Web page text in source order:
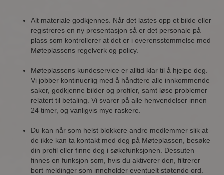
Alt materiale godkjennes. Når det lastes opp et bilde eller
registreres en ny presentasjon så er det personale på
plass som kontrollerer at det er i overensstemmelse med
Møteplassens regelverk og policy.
Møteplassens kundeservice er alltid klar til å hjelpe deg.
Vi jobber kontinuerlig med å håndtere alle innkommende
saker, godkjenne bilder og profiler, samt løse problemer
relatert til betaling. Vi svarer på alle henvendelser innen
24 timer, og vanligvis mye raskere.
Du kan når som helst blokkere andre medlemmer slik at
de ikke kan ta kontakt med deg på Møteplassen, besøke
din profil eller finne deg i søkefunksjonen. Dessuten
finnes en funksjon som, hvis du aktiverer den, filtrerer
bort meldinger som inneholder eventuelt støtende ord.